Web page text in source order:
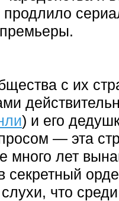
с их
) и его
— эта
много лет
что среди